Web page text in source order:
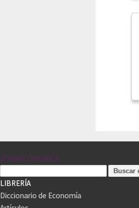
ZONAECONOMICA
LIBRERÍA
Diccionario de Economía